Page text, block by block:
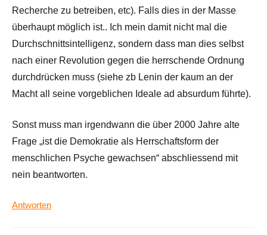
Recherche zu betreiben, etc). Falls dies in der Masse
überhaupt möglich ist.. Ich mein damit nicht mal die
Durchschnittsintelligenz, sondern dass man dies selbst
nach einer Revolution gegen die herrschende Ordnung
durchdrücken muss (siehe zb Lenin der kaum an der
Macht all seine vorgeblichen Ideale ad absurdum führte).
Sonst muss man irgendwann die über 2000 Jahre alte
Frage „ist die Demokratie als Herrschaftsform der
menschlichen Psyche gewachsen“ abschliessend mit
nein beantworten.
Antworten